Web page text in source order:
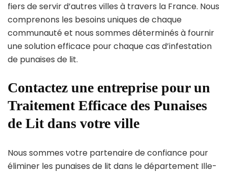
fiers de servir d’autres villes à travers la France. Nous
comprenons les besoins uniques de chaque
communauté et nous sommes déterminés à fournir
une solution efficace pour chaque cas d’infestation
de punaises de lit.
Contactez une entreprise pour un
Traitement Efficace des Punaises
de Lit dans votre ville
Nous sommes votre partenaire de confiance pour
éliminer les punaises de lit dans le département Ille-